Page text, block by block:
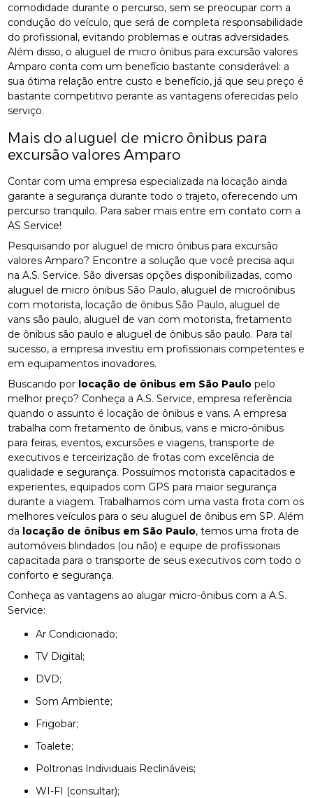
comodidade durante o percurso, sem se preocupar com a
condução do veículo, que será de completa responsabilidade
do profissional, evitando problemas e outras adversidades.
Além disso, o aluguel de micro ônibus para excursão valores
Amparo conta com um benefício bastante considerável: a
sua ótima relação entre custo e benefício, já que seu preço é
bastante competitivo perante as vantagens oferecidas pelo
serviço.
Mais do aluguel de micro ônibus para
excursão valores Amparo
Contar com uma empresa especializada na locação ainda
garante a segurança durante todo o trajeto, oferecendo um
percurso tranquilo. Para saber mais entre em contato com a
AS Service!
Pesquisando por aluguel de micro ônibus para excursão
valores Amparo? Encontre a solução que você precisa aqui
na A.S. Service. São diversas opções disponibilizadas, como
aluguel de micro ônibus São Paulo, aluguel de microônibus
com motorista, locação de ônibus São Paulo, aluguel de
vans são paulo, aluguel de van com motorista, fretamento
de ônibus são paulo e aluguel de ônibus são paulo. Para tal
sucesso, a empresa investiu em profissionais competentes e
em equipamentos inovadores.
Buscando por locação de ônibus em São Paulo pelo
melhor preço? Conheça a A.S. Service, empresa referência
quando o assunto é locação de ônibus e vans. A empresa
trabalha com fretamento de ônibus, vans e micro-ônibus
para feiras, eventos, excursões e viagens, transporte de
executivos e terceirização de frotas com excelência de
qualidade e segurança. Possuímos motorista capacitados e
experientes, equipados com GPS para maior segurança
durante a viagem. Trabalhamos com uma vasta frota com os
melhores veículos para o seu aluguel de ônibus em SP. Além
da locação de ônibus em São Paulo, temos uma frota de
automóveis blindados (ou não) e equipe de profissionais
capacitada para o transporte de seus executivos com todo o
conforto e segurança.
Conheça as vantagens ao alugar micro-ônibus com a A.S.
Service:
Ar Condicionado;
TV Digital;
DVD;
Som Ambiente;
Frigobar;
Toalete;
Poltronas Individuais Reclináveis;
WI-FI (consultar);